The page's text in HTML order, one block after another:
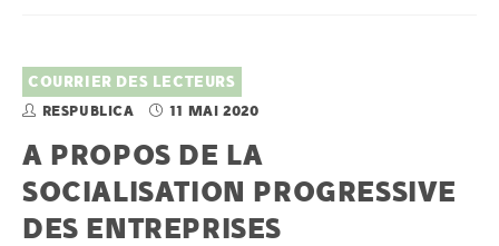
COURRIER DES LECTEURS
RESPUBLICA 11 MAI 2020
A PROPOS DE LA
SOCIALISATION PROGRESSIVE
DES ENTREPRISES